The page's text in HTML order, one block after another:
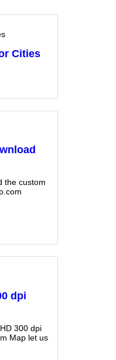
Cities
the custom
dpi
300 dpi
Map let us